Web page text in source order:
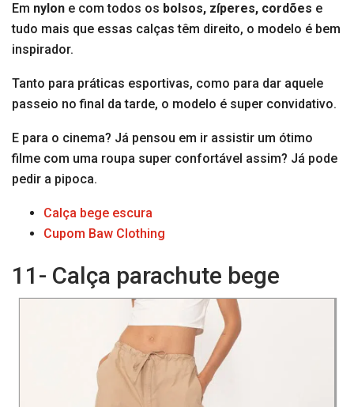
Em nylon e com todos os bolsos, zíperes, cordões e
tudo mais que essas calças têm direito, o modelo é bem
inspirador.
Tanto para práticas esportivas, como para dar aquele
passeio no final da tarde, o modelo é super convidativo.
E para o cinema? Já pensou em ir assistir um ótimo
filme com uma roupa super confortável assim? Já pode
pedir a pipoca.
Calça bege escura
Cupom Baw Clothing
11- Calça parachute bege